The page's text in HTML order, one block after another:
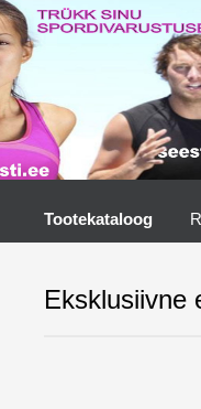
Tootekataloog
Eksklusiivne